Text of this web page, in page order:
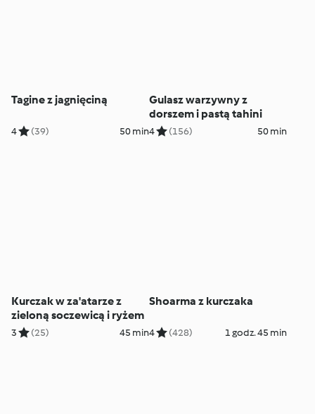
Tagine z jagnięciną
4 (39) 50 min
Gulasz warzywny z
dorszem i pastą tahini
4 (156) 50 min
Kurczak w za'atarze z
zieloną soczewicą i ryżem
3 (25) 45 min
Shoarma z kurczaka
4 (428) 1 godz. 45 min